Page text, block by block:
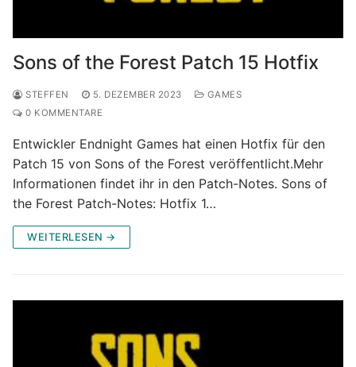
Sons of the Forest Patch 15 Hotfix
STEFFEN 5. DEZEMBER 2023
GAMES
0 KOMMENTARE
Entwickler Endnight Games hat einen Hotfix für den
Patch 15 von Sons of the Forest veröffentlicht.Mehr
Informationen findet ihr in den Patch-Notes. Sons of
the Forest Patch-Notes: Hotfix 1…
WEITERLESEN →